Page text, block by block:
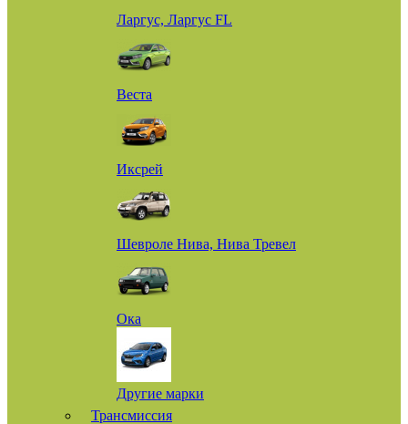
Ларгус, Ларгус FL
Веста
Иксрей
Шевроле Нива, Нива Тревел
Ока
Другие марки
Трансмиссия